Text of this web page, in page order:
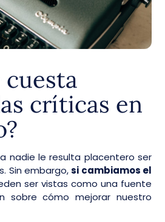
cuesta
críticas en
nadie le resulta placentero ser
Sin embargo,si cambiamos el
ser vistas como una fuente
sobre cómo mejorar nuestro